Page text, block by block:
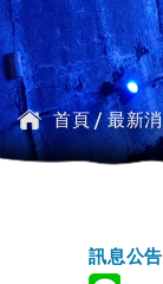
首頁/最新
訊息公告